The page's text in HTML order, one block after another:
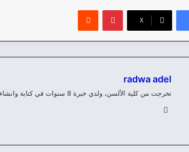
‫X
بينتيريست
radwa adel
تخرجت من كلية الألسن، ولدي خبرة 8 سنوات في كتابة وانشاء المحتوي العربي، عملت في أكثر من 20 موقع مختلف علي مدار السنين الماضية.